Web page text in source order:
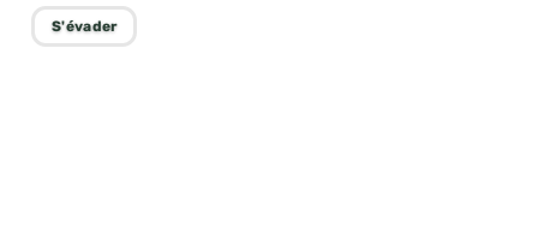
S'évader